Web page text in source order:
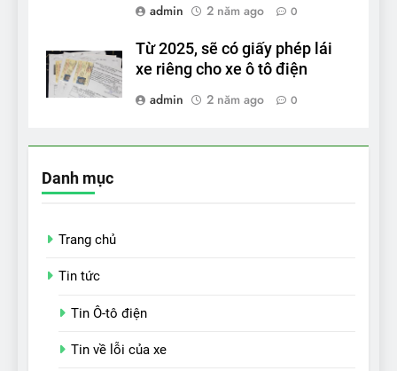
admin
2 năm ago 0
Từ 2025, sẽ có giấy phép lái
xe riêng cho xe ô tô điện
admin
2 năm ago 0
Danh mục
Trang chủ
Tin tức
Tin Ô-tô điện
Tin về lỗi của xe